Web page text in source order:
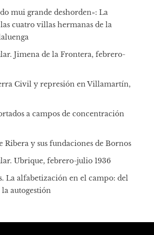
mui grande deshorden»: La
cuatro villas hermanas de la
Jimena de la Frontera, febrero-
Civil y represión en Villamartín,
a campos de concentración
Ribera y sus fundaciones de Bornos
Ubrique, febrero-julio 1936
La alfabetización en el campo: del
la autogestión